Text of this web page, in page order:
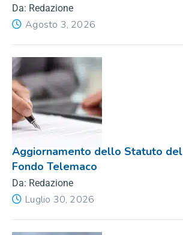
Da: Redazione
Agosto 3, 2026
Aggiornamento dello Statuto del
Fondo Telemaco
Da: Redazione
Luglio 30, 2026